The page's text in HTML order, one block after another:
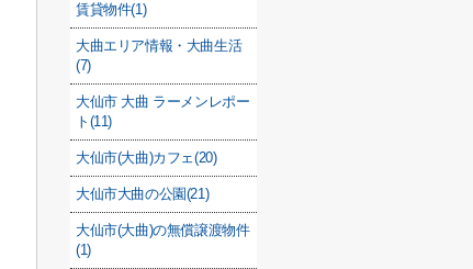
賃貸物件(1)
大曲エリア情報・大曲生活
(7)
大仙市 大曲 ラーメンレポー
ト(11)
大仙市(大曲)カフェ(20)
大仙市大曲の公園(21)
大仙市(大曲)の無償譲渡物件
(1)